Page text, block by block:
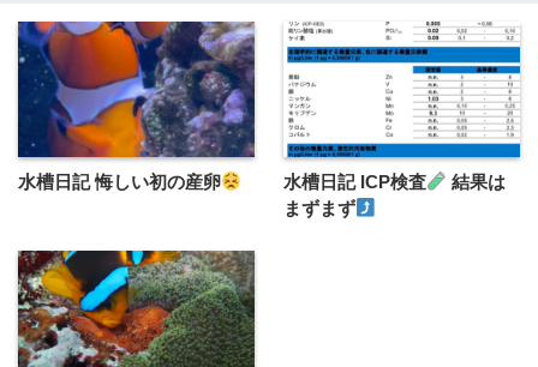
水槽日記 悔しい初の産卵 水槽日記 ICP検査
結果は
まずまず